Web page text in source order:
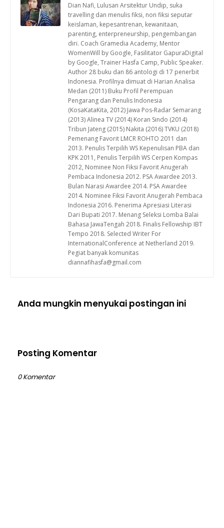
Dian Nafi, Lulusan Arsitektur Undip, suka
travelling dan menulis fiksi, non fiksi seputar
keislaman, kepesantrenan, kewanitaan,
parenting, enterpreneurship, pengembangan
diri. Coach Gramedia Academy, Mentor
WomenWill by Google, Fasilitator GapuraDigital
by Google, Trainer Hasfa Camp, Public Speaker.
Author 28 buku dan 86 antologi di 17 penerbit
Indonesia. Profilnya dimuat di Harian Analisa
Medan (2011) Buku Profil Perempuan
Pengarang dan Penulis Indonesia
(KosaKataKita, 2012) Jawa Pos-Radar Semarang
(2013) Alinea TV (2014) Koran Sindo (2014)
Tribun Jateng (2015) Nakita (2016) TVKU (2018)
Pemenang Favorit LMCR ROHTO 2011 dan
2013. Penulis Terpilih WS Kepenulisan PBA dan
KPK 2011, Penulis Terpilih WS Cerpen Kompas
2012, Nominee Non Fiksi Favorit Anugerah
Pembaca Indonesia 2012. PSA Awardee 2013.
Bulan Narasi Awardee 2014. PSA Awardee
2014. Nominee Fiksi Favorit Anugerah Pembaca
Indonesia 2016. Penerima Apresiasi Literasi
Dari Bupati 2017. Menang Seleksi Lomba Balai
Bahasa JawaTengah 2018. Finalis Fellowship IBT
Tempo 2018. Selected Writer For
InternationalConference at Netherland 2019.
Pegiat banyak komunitas
diannafihasfa@gmail.com
Anda mungkin menyukai postingan ini
Posting Komentar
0 Komentar